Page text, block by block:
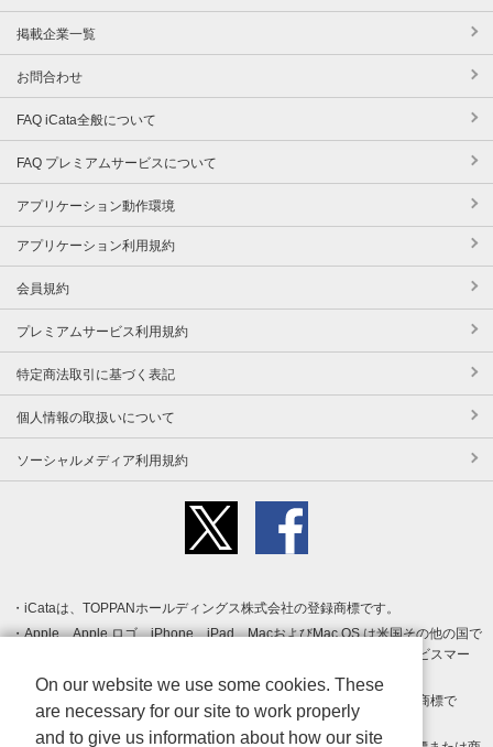
掲載企業一覧
お問合わせ
FAQ iCata全般について
FAQ プレミアムサービスについて
アプリケーション動作環境
アプリケーション利用規約
会員規約
プレミアムサービス利用規約
特定商法取引に基づく表記
個人情報の取扱いについて
ソーシャルメディア利用規約
iCataは、TOPPANホールディングス株式会社の登録商標です。
Apple、Apple ロゴ、iPhone、iPad、MacおよびMac OS は米国その他の国で
登録された Apple Inc. の商標です。App Store は Apple Inc. のサービスマー
クです。
Android、Google Play および Google Play ロゴ は Google LLC の商標で
す。
On our website we use some cookies. These
are necessary for our site to work properly
and to give us information about how our site